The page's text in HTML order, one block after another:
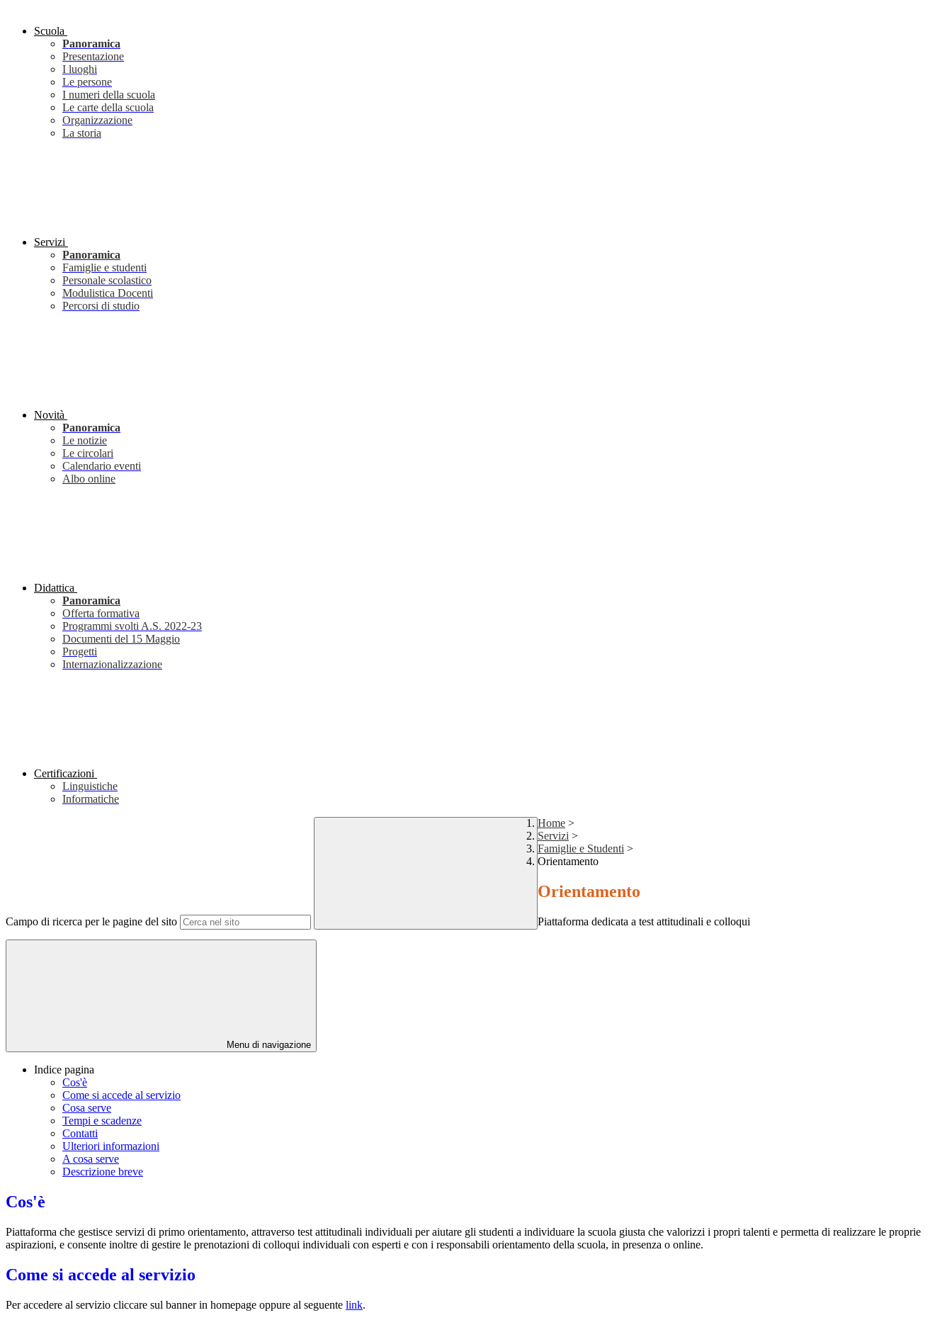
Scuola
Panoramica
Presentazione
I luoghi
Le persone
I numeri della scuola
Le carte della scuola
Organizzazione
La storia
Servizi
Panoramica
Famiglie e studenti
Personale scolastico
Modulistica Docenti
Percorsi di studio
Novità
Panoramica
Le notizie
Le circolari
Calendario eventi
Albo online
Didattica
Panoramica
Offerta formativa
Programmi svolti A.S. 2022-23
Documenti del 15 Maggio
Progetti
Internazionalizzazione
Certificazioni
Linguistiche
Informatiche
Campo di ricerca per le pagine del sito
Home >
Servizi >
Famiglie e Studenti >
Orientamento
Orientamento
Piattaforma dedicata a test attitudinali e colloqui
Menu di navigazione
Indice pagina
Cos'è
Come si accede al servizio
Cosa serve
Tempi e scadenze
Contatti
Ulteriori informazioni
A cosa serve
Descrizione breve
Cos'è
Piattaforma che gestisce servizi di primo orientamento, attraverso test attitudinali individuali per aiutare gli studenti a individuare la scuola giusta che valorizzi i propri talenti e permetta di realizzare le proprie
aspirazioni, e consente inoltre di gestire le prenotazioni di colloqui individuali con esperti e con i responsabili orientamento della scuola, in presenza o online.
Come si accede al servizio
Per accedere al servizio cliccare sul banner in homepage oppure al seguente link.